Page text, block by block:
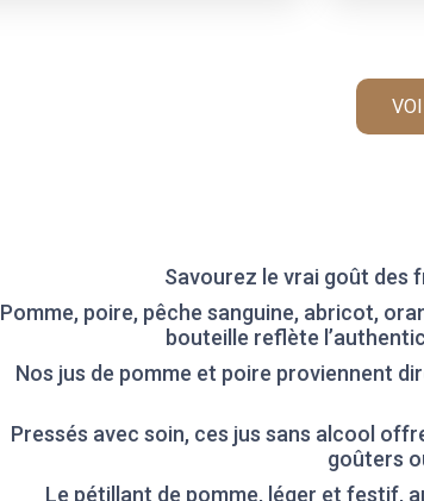
Savourez le vrai goût des
Pomme, poire, pêche sanguine, abricot,
bouteille reflète
Nos jus de pomme et poire proviennent
Pressés avec soin, ces jus sans alcool
goûters
Le pétillant de pomme, léger et festif,